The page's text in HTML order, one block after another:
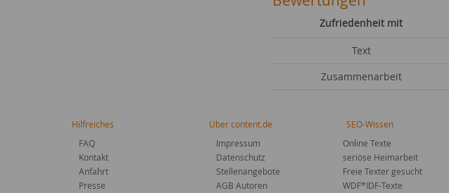
Zufriedenheit mit
Text
Zusammenarbeit
Hilfreiches
FAQ
Kontakt
Anfahrt
Presse
Über content.de
Impressum
Datenschutz
Stellenangebote
AGB Autoren
SEO-Wissen
Online Texte
seriöse Heimarbeit
Freie Texter gesucht
WDF*IDF-Texte